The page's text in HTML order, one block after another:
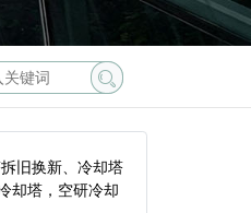
旧换新、冷却塔
却塔，空研冷却